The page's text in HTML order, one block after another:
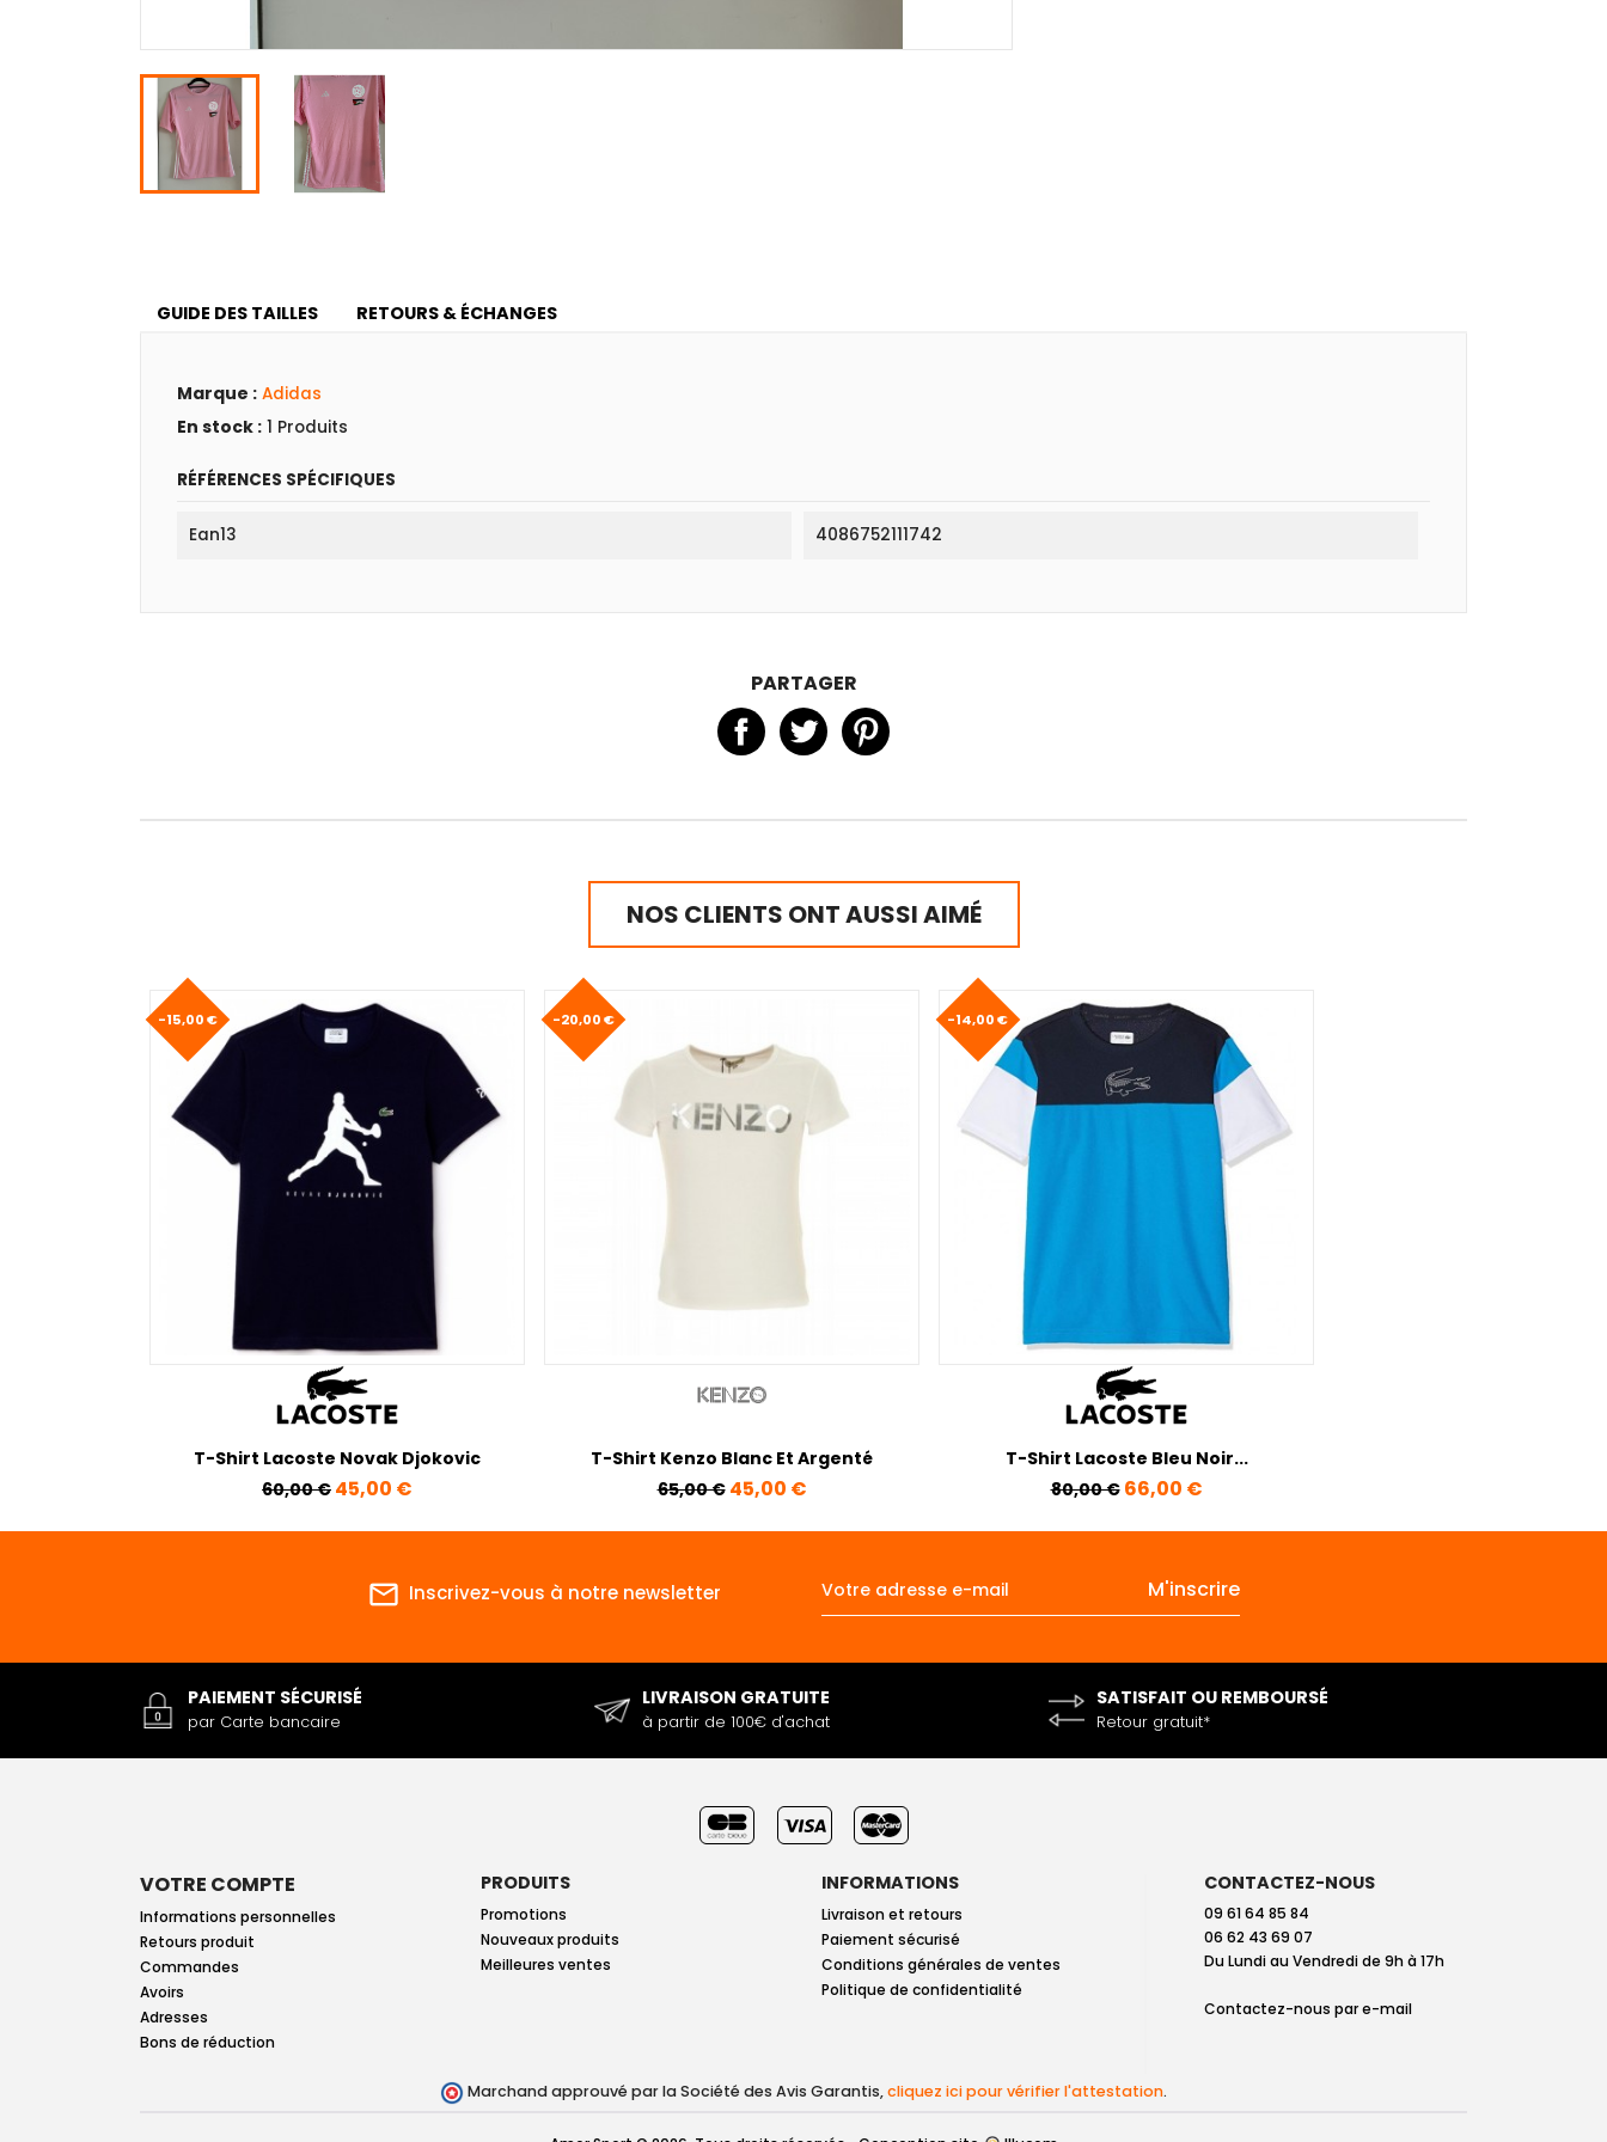
GUIDE DES TAILLES RETOURS & ÉCHANGES
Marque : Adidas
En stock : 1 Produits
RÉFÉRENCES SPÉCIFIQUES
Ean13 4086752111742
PARTAGER
NOS CLIENTS ONT AUSSI AIMÉ
T-Shirt Lacoste Novak Djokovic
Prix de base
60,00 € Prix
45,00 €
-15,00 €
T-Shirt Kenzo Blanc Et Argenté
Prix de base
65,00 € Prix
45,00 €
-20,00 €
T-Shirt Lacoste Bleu Noir...
Prix de base
80,00 € Prix
66,00 €
-14,00 €
mail_outline Inscrivez-vous à notre newsletter
PAIEMENT SÉCURISÉ
par Carte bancaire
LIVRAISON GRATUITE
à partir de 100€ d'achat
SATISFAIT OU REMBOURSÉ
Retour gratuit*
VOTRE COMPTE
Informations personnelles
Retours produit
Commandes
Avoirs
Adresses
Bons de réduction
PRODUITS
Promotions
Nouveaux produits
Meilleures ventes
INFORMATIONS
Livraison et retours
Paiement sécurisé
Conditions générales de ventes
Politique de confidentialité
CONTACTEZ-NOUS
09 61 64 85 84
06 62 43 69 07
Du Lundi au Vendredi de 9h à 17h
Contactez-nous pare-mail
Marchand approuvé par la Société des Avis Garantis,cliquez ici pour vérifier l'attestation.